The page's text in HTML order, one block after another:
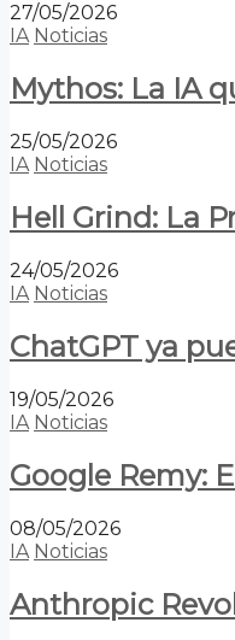
27/05/2026
IA Noticias
Mythos: La IA
25/05/2026
IA Noticias
Hell Grind: La
24/05/2026
IA Noticias
ChatGPT ya
19/05/2026
IA Noticias
Google Remy:
08/05/2026
IA Noticias
Anthropic